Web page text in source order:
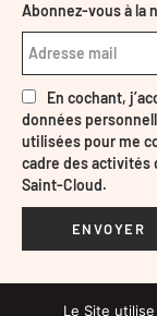
Abonnez-vous à la
En cochant,
données
utilisées pour me
cadre des activités
Saint-Cloud.
ENVOYER
Le Site